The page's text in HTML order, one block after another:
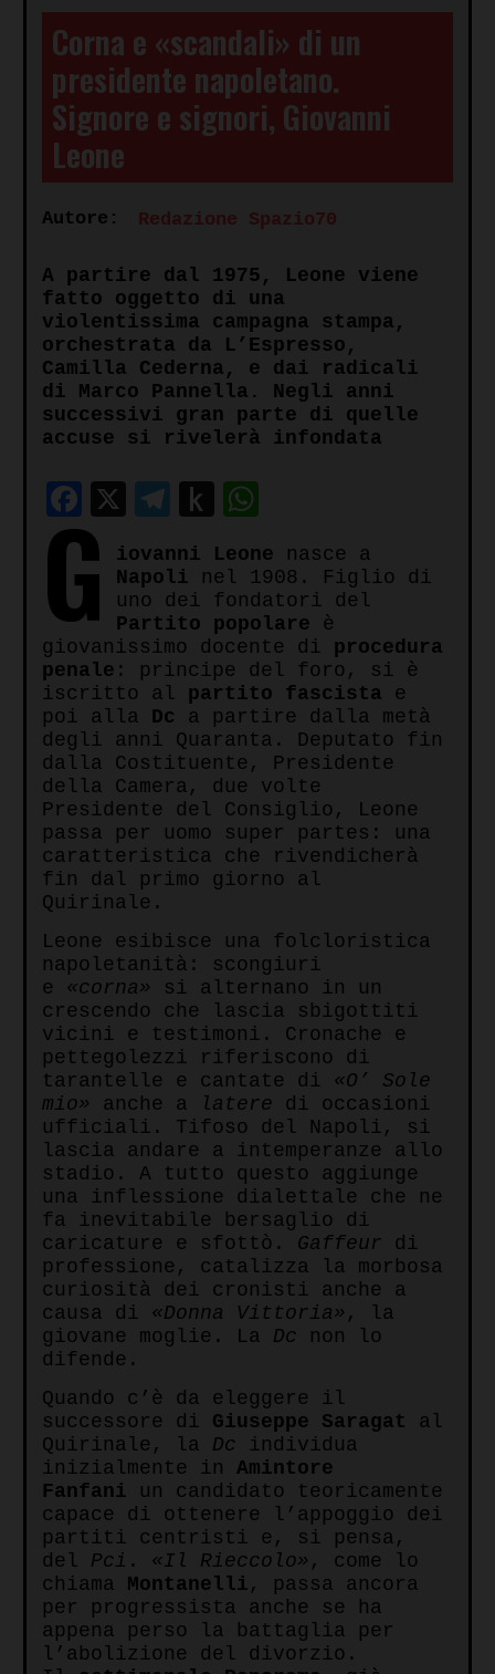
Corna e «scandali» di un
presidente napoletano.
Signore e signori, Giovanni
Leone
Autore: Redazione Spazio70
A partire dal 1975, Leone viene
fatto oggetto di una
violentissima campagna stampa,
orchestrata da L’Espresso,
Camilla Cederna, e dai radicali
di Marco Pannella. Negli anni
successivi gran parte di quelle
accuse si rivelerà infondata
Facebook
X Telegram
Push
Kindle
G iovanni Leone nasce a
Napoli nel 1908. Figlio di
uno dei fondatori del
Partito popolare è
giovanissimo docente di procedura
penale : principe del foro, si è
iscritto al partito fascista e
poi alla Dc a partire dalla metà
degli anni Quaranta. Deputato fin
dalla Costituente, Presidente
della Camera, due volte
Presidente del Consiglio, Leone
passa per uomo super partes: una
caratteristica che rivendicherà
fin dal primo giorno al
Quirinale.
Leone esibisce una folcloristica
napoletanità: scongiuri
e «corna» si alternano in un
crescendo che lascia sbigottiti
vicini e testimoni. Cronache e
pettegolezzi riferiscono di
tarantelle e cantate di «O’ Sole
mio» anche a latere di occasioni
ufficiali. Tifoso del Napoli, si
lascia andare a intemperanze allo
stadio. A tutto questo aggiunge
una inflessione dialettale che ne
fa inevitabile bersaglio di
caricature e sfottò. Gaffeur di
professione, catalizza la morbosa
curiosità dei cronisti anche a
causa di «Donna Vittoria» , la
giovane moglie. La Dc non lo
difende.
Quando c’è da eleggere il
successore di Giuseppe Saragat al
Quirinale, la Dc individua
inizialmente in Amintore
Fanfani un candidato teoricamente
capace di ottenere l’appoggio dei
partiti centristi e, si pensa,
del Pci . «Il Rieccolo» , come lo
chiama Montanelli , passa ancora
per progressista anche se ha
appena perso la battaglia per
l’abolizione del divorzio.